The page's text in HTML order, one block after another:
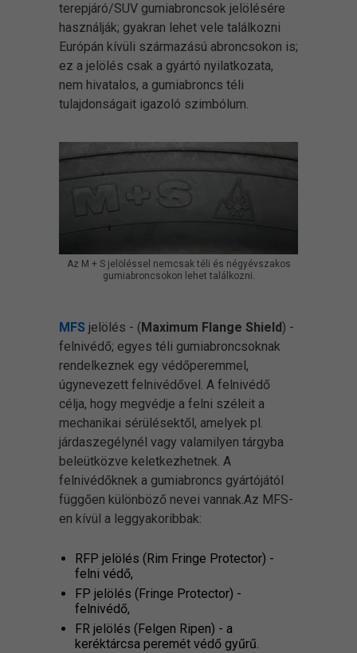
terepjáró/SUV gumiabroncsok jelölésére
használják; gyakran lehet vele találkozni
Európán kívüli származású abroncsokon is;
ez a jelölés csak a gyártó nyilatkozata,
nem hivatalos, a gumiabroncs téli
tulajdonságait igazoló szimbólum.
Az M + S jelöléssel nemcsak téli és négyévszakos
gumiabroncsokon lehet találkozni.
MFS jelölés - ( Maximum Flange Shield ) -
felnivédő; egyes téli gumiabroncsoknak
rendelkeznek egy védőperemmel,
úgynevezett felnivédővel. A felnivédő
célja, hogy megvédje a felni széleit a
mechanikai sérülésektől, amelyek pl.
járdaszegélynél vagy valamilyen tárgyba
beleütközve keletkezhetnek. A
felnivédőknek a gumiabroncs gyártójától
függően különböző nevei vannak.Az MFS-
en kívül a leggyakoribbak:
RFP jelölés (Rim Fringe Protector) -
felni védő,
FP jelölés (Fringe Protector) -
felnivédő,
FR jelölés (Felgen Ripen) - a
keréktárcsa peremét védő gyűrű.